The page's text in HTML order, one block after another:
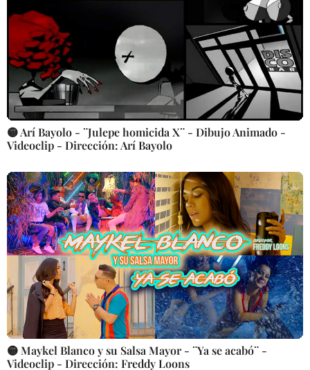
🟡 Arí Bayolo - ¨Julepe homicida X¨ - Dibujo Animado -
Videoclip - Dirección: Arí Bayolo
🟡 Maykel Blanco y su Salsa Mayor - ¨Ya se acabó¨ -
Videoclip - Dirección: Freddy Loons